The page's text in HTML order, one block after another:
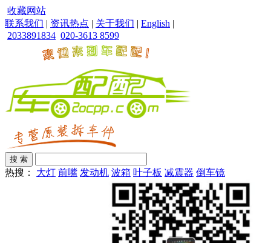
收藏网站
联系我们 | 资讯热点 | 关于我们 | English |
2033891834 020-3613 8599
热搜： 大灯 前嘴 发动机 波箱 叶子板 减震器 倒车镜